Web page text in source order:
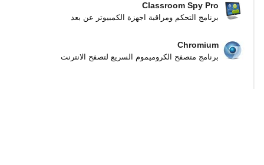
Classroom Spy Pro
برنامج التحكم ومراقبة اجهزة الكمبيوتر عن بعد
Chromium
برنامج متصفح الكروميموم السريع لتصفح الانترنت